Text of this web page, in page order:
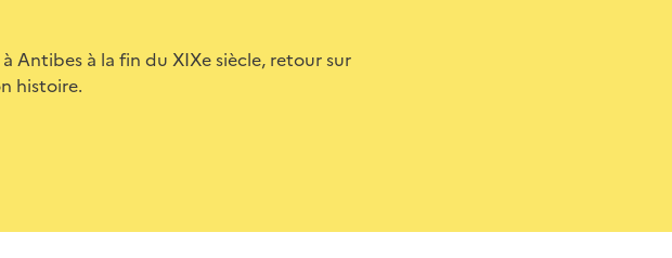
Antibes à la fin du XIXe siècle, retour sur
histoire.